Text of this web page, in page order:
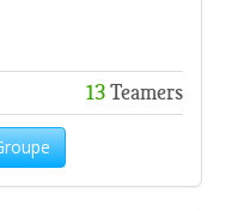
13Teamers